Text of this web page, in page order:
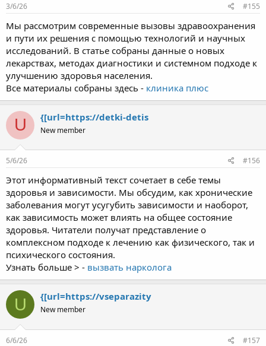
3/6/26 #155
Мы рассмотрим современные вызовы здравоохранения
и пути их решения с помощью технологий и научных
исследований. В статье собраны данные о новых
лекарствах, методах диагностики и системном подходе к
улучшению здоровья населения.
Все материалы собраны здесь - клиника плюс
U {[url=https://detki-detis
New member
5/6/26 #156
Этот информативный текст сочетает в себе темы
здоровья и зависимости. Мы обсудим, как хронические
заболевания могут усугубить зависимости и наоборот,
как зависимость может влиять на общее состояние
здоровья. Читатели получат представление о
комплексном подходе к лечению как физического, так и
психического состояния.
Узнать больше > - вызвать нарколога
U {[url=https://vseparazity
New member
6/6/26 #157